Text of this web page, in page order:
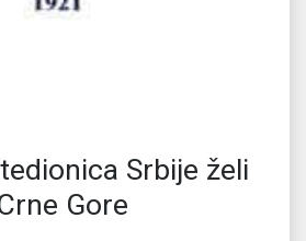
Srbije želi
Gore